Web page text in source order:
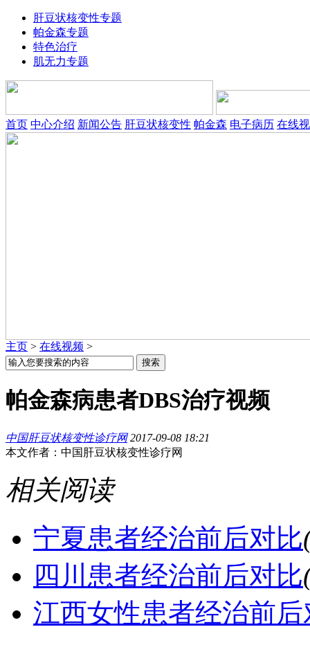
肝豆状核变性专题
帕金森专题
特色治疗
肌无力专题
首页 中心介绍 新闻公告 肝豆状核变性 帕金森 电子病历 在线
主页 > 在线视频 >
帕金森病患者DBS治疗视频
中国肝豆状核变性诊疗网 2017-09-08 18:21
本文作者：中国肝豆状核变性诊疗网
相关阅读
宁夏患者经治前后对比
四川患者经治前后对比
江西女性患者经治前后